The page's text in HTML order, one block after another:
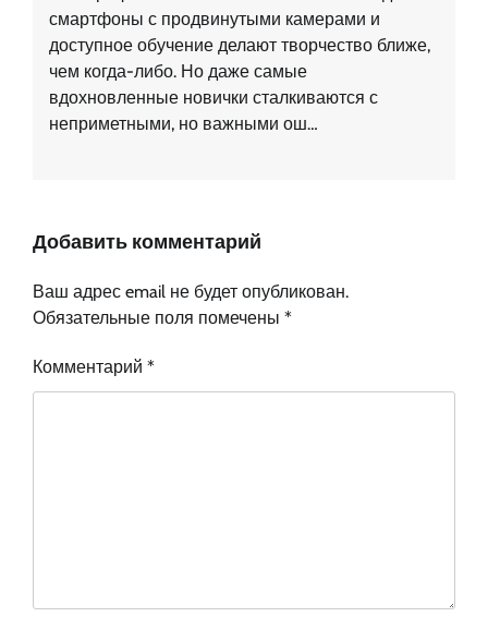
смартфоны с продвинутыми камерами и
доступное обучение делают творчество ближе,
чем когда-либо. Но даже самые
вдохновленные новички сталкиваются с
неприметными, но важными ош…
Добавить комментарий
Ваш адрес email не будет опубликован.
Обязательные поля помечены *
Комментарий *